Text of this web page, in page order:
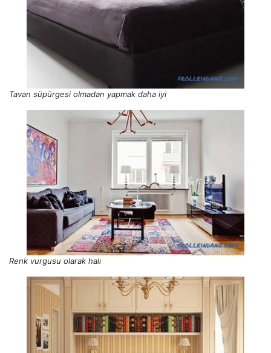
Tavan süpürgesi olmadan yapmak daha iyi
Renk vurgusu olarak halı